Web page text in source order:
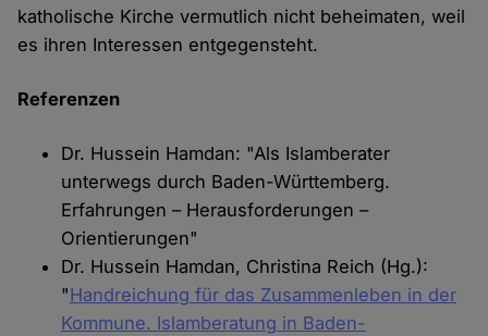
katholische Kirche vermutlich nicht beheimaten, weil
es ihren Interessen entgegensteht.
Referenzen
Dr. Hussein Hamdan: "Als Islamberater
unterwegs durch Baden-Württemberg.
Erfahrungen – Herausforderungen –
Orientierungen"
Dr. Hussein Hamdan, Christina Reich (Hg.):
"Handreichung für das Zusammenleben in der
Kommune. Islamberatung in Baden-